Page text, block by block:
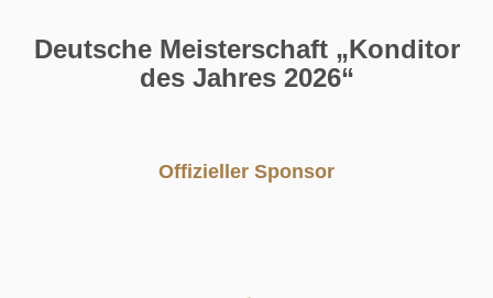
Deutsche Meisterschaft „Konditor
des Jahres 2026“
Offizieller Sponsor